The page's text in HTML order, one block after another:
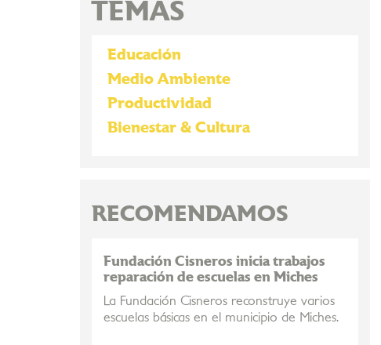
TEMAS
Educación
Medio Ambiente
Productividad
Bienestar & Cultura
RECOMENDAMOS
Fundación Cisneros inicia trabajos
reparación de escuelas en Miches
La Fundación Cisneros reconstruye varios
escuelas básicas en el municipio de Miches.